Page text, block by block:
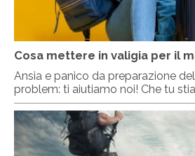
Cosa mettere in valigia per il
Ansia e panico da preparazione
problem: ti aiutiamo noi! Che tu